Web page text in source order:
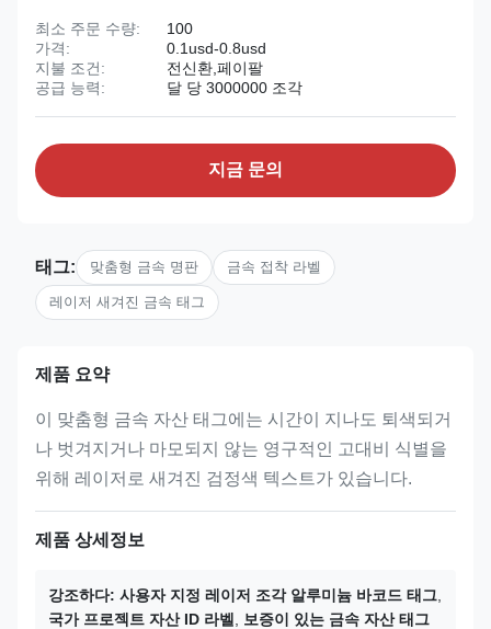
최소 주문 수량:
100
가격:
0.1usd-0.8usd
지불 조건:
전신환,페이팔
공급 능력:
달 당 3000000 조각
지금 문의
태그: 맞춤형 금속 명판 금속 접착 라벨
레이저 새겨진 금속 태그
제품 요약
이 맞춤형 금속 자산 태그에는 시간이 지나도 퇴색되거
나 벗겨지거나 마모되지 않는 영구적인 고대비 식별을
위해 레이저로 새겨진 검정색 텍스트가 있습니다.
제품 상세정보
강조하다: 사용자 지정 레이저 조각 알루미늄 바코드 태그
국가 프로젝트 자산 ID 라벨
보증이 있는 금속 자산 태그